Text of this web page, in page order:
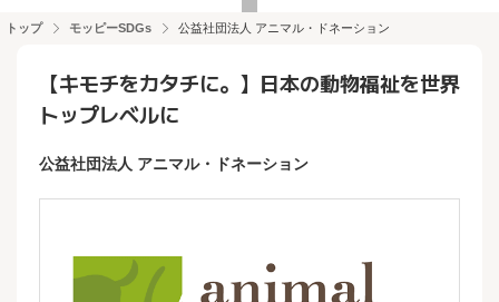
トップ モッピーSDGs 公益社団法人 アニマル・ドネーション
【キモチをカタチに。】日本の動物福祉を世界
トップレベルに
公益社団法人 アニマル・ドネーション